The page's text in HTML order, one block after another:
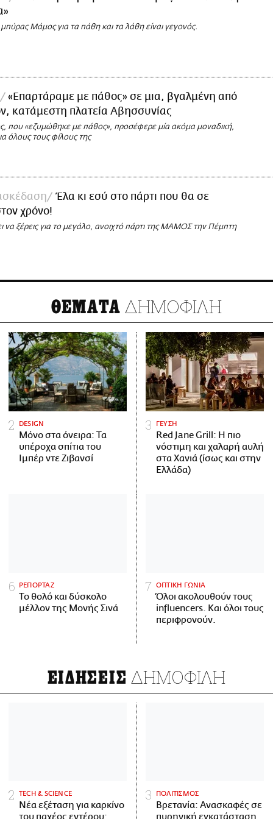
Μάμος για τα πάθη και τα λάθη είναι γεγονός.
«Επαρτάραμε με πάθος» σε μια, βγαλμένη από
κατάμεστη πλατεία Αβησσυνίας
που «εζυμώθηκε με πάθος», προσέφερε μία ακόμα μοναδική,
όλους τους φίλους της
Έλα κι εσύ στο πάρτι που θα σε
χρόνο!
να ξέρεις για το μεγάλο, ανοιχτό πάρτι της ΜΑΜΟΣ την Πέμπτη
ΘΕΜΑΤΑ ΔΗΜΟΦΙΛΗ
DESIGN
Μόνο στα όνειρα: Τα
υπέροχα σπίτια του
Ιμπέρ ντε Ζιβανσί
ΓΕΥΣΗ
Red Jane Grill: Η πιο
νόστιμη και χαλαρή αυλή
στα Χανιά (ίσως και στην
Ελλάδα)
ΡΕΠΟΡΤΑΖ
Το θολό και δύσκολο
μέλλον της Μονής Σινά
ΟΠΤΙΚΗ ΓΩΝΙΑ
Όλοι ακολουθούν τους
influencers. Και όλοι τους
περιφρονούν.
ΕΙΔΗΣΕΙΣ ΔΗΜΟΦΙΛΗ
ΤECH & SCIENCE
Νέα εξέταση για καρκίνο
ΠΟΛΙΤΙΣΜΟΣ
Βρετανία: Ανασκαφές σε